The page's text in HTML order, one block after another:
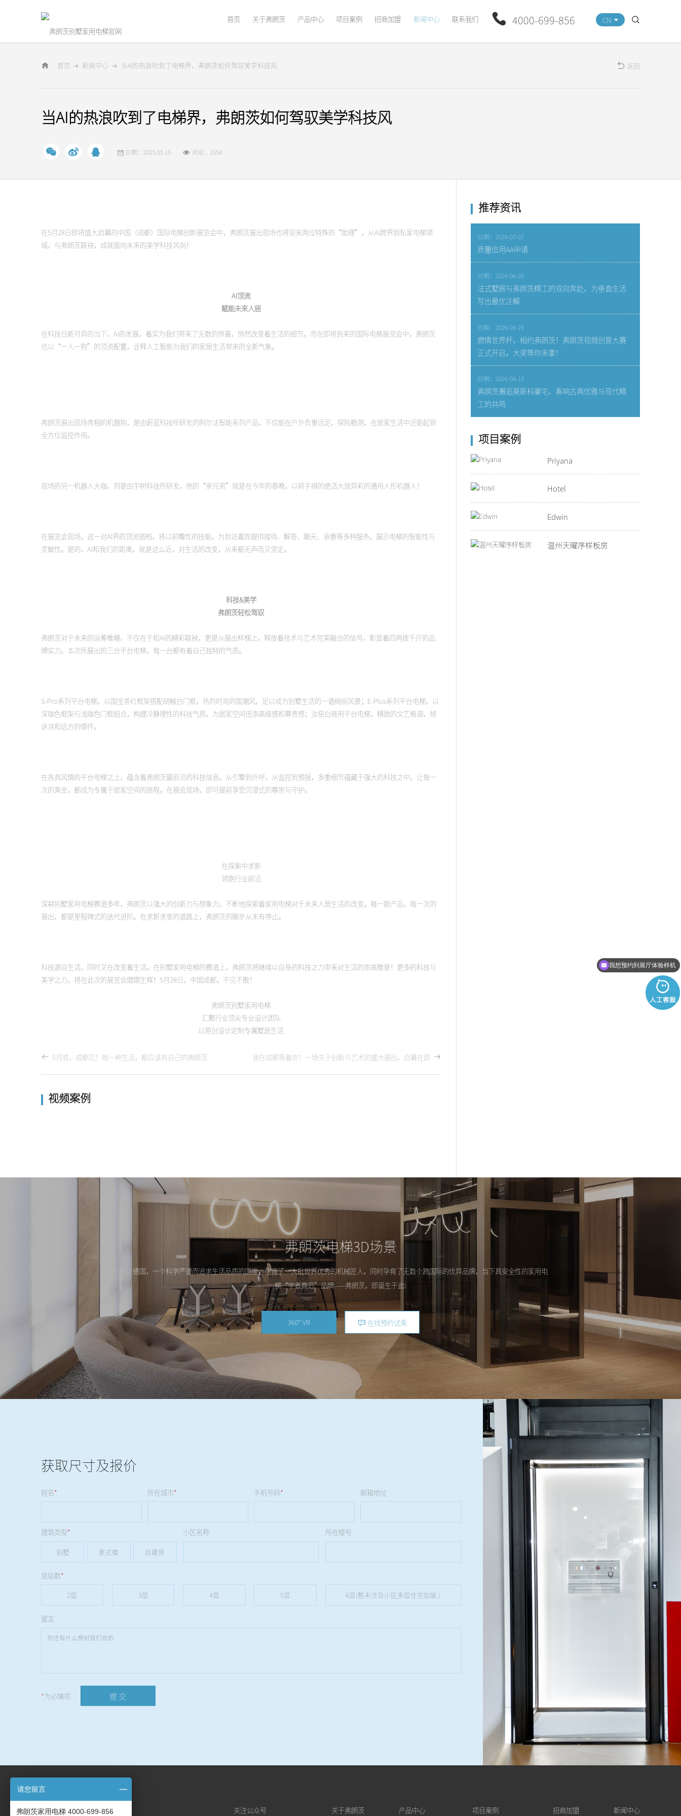
首页 关于弗朗茨 产品中心 项目案例 招商加盟 新闻中心 联系我们 4000-699-856 CN
首页 新闻中心 当AI的热浪吹到了电梯界，弗朗茨如何驾驭美学科技风 返回
当AI的热浪吹到了电梯界，弗朗茨如何驾驭美学科技风
日期：2025.05.15 浏览：1554
在5月28日即将盛大启幕的中国（成都）国际电梯创新展览会中，弗朗茨展出现场也将迎来两位特殊的“助理”，从AI跨界到私家电梯领
域，与弗朗茨联袂，成就面向未来的美学科技风尚！
AI顶流
赋能未来人居
在科技日新月异的当下，AI的发展，着实为我们带来了无数的惊喜，悄然改变着生活的细节。而在即将到来的国际电梯展览会中，弗朗茨
也以“一人一狗”的顶流配置，诠释人工智能为我们的家居生活带来的全新气象。
弗朗茨展出现场亮相的机器狗，是由蔚蓝科技所研发的阿尔法智能系列产品，不仅能在户外负重远足，探险勘测，在居家生活中还能起到
全方位监控作用。
现场的另一机器人大咖，则是由宇树科技所研发，他的“亲兄弟”就是在今年的春晚，以转手绢的绝活大放异彩的通用人形机器人！
在展览会现场，这一对AI界的顶流搭档，将以前瞻性的技能，为到访嘉宾提供接待、解答、聊天、承重等多种服务，展示电梯的智能性与
灵敏性。是的，AI和我们的距离，就是这么近，对生活的改变，从来都无声而又坚定。
科技&美学
弗朗茨轻松驾驭
弗朗茨对于未来的运筹帷幄，不仅在于和AI的精彩联袂，更是从展出样梯上，释放着技术与艺术完美融合的信号，彰显着四两拨千斤的品
牌实力。本次所展出的三台平台电梯，每一台都有着自己独特的气质。
S-Pro系列平台电梯，以国宝茶红框架搭配胡椒白门框，热烈时尚的国潮风，足以成为别墅生活的一道绚丽风景；E-Plus系列平台电梯，以
深咖色框架与浅咖色门框组合，构建冷静理性的科技气质，为居家空间倍添高级感和尊贵感；汝窑白商用平台电梯，精致的文艺格调，倾
诉诗和远方的情怀。
在各具风情的平台电梯之上，蕴含着弗朗茨最前沿的科技信息。从引擎到外呼，从监控到预报，多重细节蕴藏于强大的科技之中，让每一
次的乘坐，都成为专属于居家空间的旅程。在展会现场，即可提前享受沉浸式的尊崇与守护。
在探索中求新
领跑行业前沿
深耕别墅家用电梯赛道多年，弗朗茨以强大的创新力与想象力，不断地探索着家用电梯对于未来人居生活的改变。每一款产品，每一次的
展出，都是里程碑式的迭代进阶。在求新求变的道路上，弗朗茨的脚步从未有停止。
科技源自生活，同时又在改变着生活。在别墅家用电梯的赛道上，弗朗茨将继续以自身的科技之力带来对生活的崇高敬意！更多的科技与
美学之力，将在此次的展览会熠熠生辉！5月28日，中国成都，不见不散！
弗朗茨别墅家用电梯
汇聚行业顶尖专业设计团队
以原创设计定制专属墅居生活
5月底，成都见！每一种生活，都应该有自己的弗朗茨 我在成都等着你！一场关于创新与艺术的盛大展出，启幕在即
视频案例
推荐资讯
日期：2026-07-07
质量信用AA申请
日期：2026-06-26
法式墅居与弗朗茨精工的双向奔赴，为垂直生活
写出最优注解
日期：2026-06-23
燃情世界杯，相约弗朗茨！弗朗茨视频创意大赛
正式开启，大奖等你来拿！
日期：2026-06-13
弗朗茨邂逅莫斯科豪宅，奏响古典优雅与现代精
工的共鸣
项目案例
Priyana
Hotel
Edwin
温州天曜序样板房
弗朗茨电梯3D场景
德国，一个科学严谨而追求生活品质的国度，孕育了一大批世界优秀的机械匠人，同时孕育了无数个跨国际的优异品牌，当下具安全性的家用电
梯“学者典范”品牌——弗朗茨，即诞生于此!
360° VR 在线预约试乘
获取尺寸及报价
姓名* 所在城市* 手机号码* 邮箱地址
建筑类型*
别墅 复式楼 自建房
小区名称 所在楼号
层站数*
2层 3层 4层 5层 6层(暂未涉及小区多层住宅加装 )
留言
*为必填项 提 交
联系我们 关注公众号 关于弗朗茨 产品中心 项目案例 招商加盟 新闻中心
我想预约到展厅体验样机
请您留言
弗朗茨家用电梯 4000-699-856